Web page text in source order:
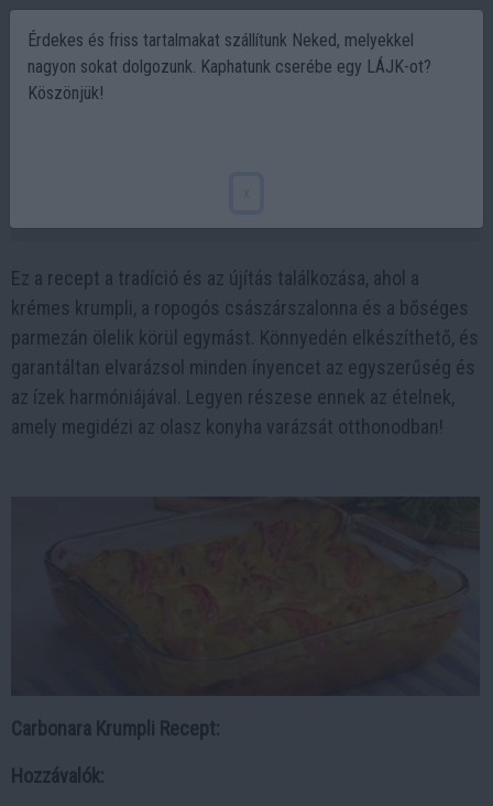
Ez a recept a tradíció és az újítás találkozása, ahol a
krémes krumpli, a ropogós császárszalonna és a bőséges
parmezán ölelik körül egymást. Könnyedén elkészíthető, és
garantáltan elvarázsol minden ínyencet az egyszerűség és
az ízek harmóniájával. Legyen részese ennek az ételnek,
amely megidézi az olasz konyha varázsát otthonodban!
Carbonara Krumpli Recept:
Hozzávalók:
Érdekes és friss tartalmakat szállítunk Neked, melyekkel
nagyon sokat dolgozunk. Kaphatunk cserébe egy LÁJK-ot?
Köszönjük!